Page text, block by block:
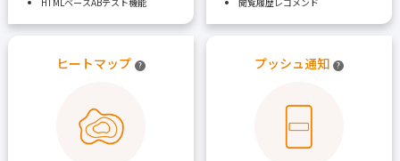
ヒートマップ ? プッシュ通知 ?